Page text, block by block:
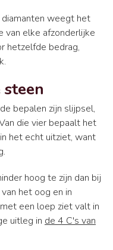
weegt het
van elke afzonderlijke
hetzelfde bedrag,
bepalen zijn slijpsel,
die vier bepaalt het
het echt uitziet, want
hoog te zijn dan bij
het oog en in
een loep ziet valt in
uitleg in de 4 C's van